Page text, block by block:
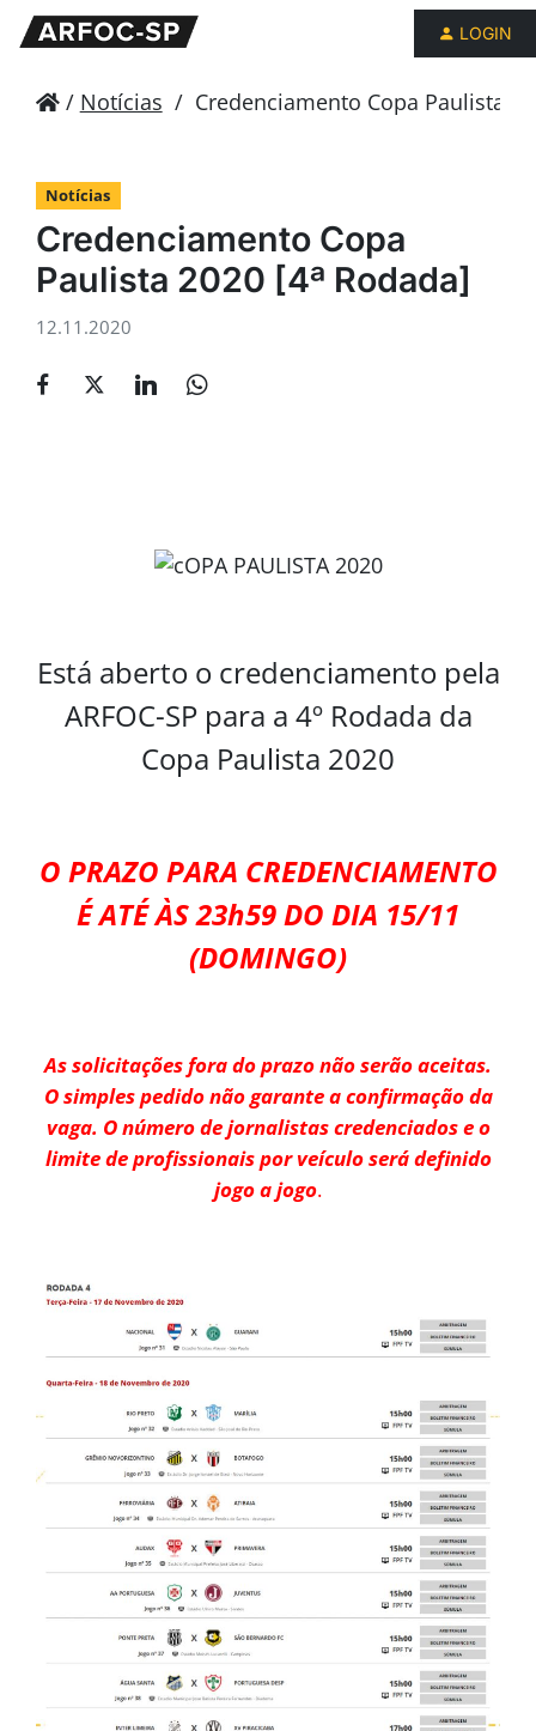
LOGIN
/ Notícias / Credenciamento Copa Paulista
Notícias
Credenciamento Copa
Paulista 2020 [4ª Rodada]
12.11.2020
Está aberto o credenciamento pela
ARFOC-SP para a 4º Rodada da
Copa Paulista 2020
O PRAZO PARA CREDENCIAMENTO
É ATÉ ÀS 23h59 DO DIA 15/11
(DOMINGO)
As solicitações fora do prazo não serão aceitas.
O simples pedido não garante a confirmação da
vaga. O número de jornalistas credenciados e o
limite de profissionais por veículo será definido
jogo a jogo.